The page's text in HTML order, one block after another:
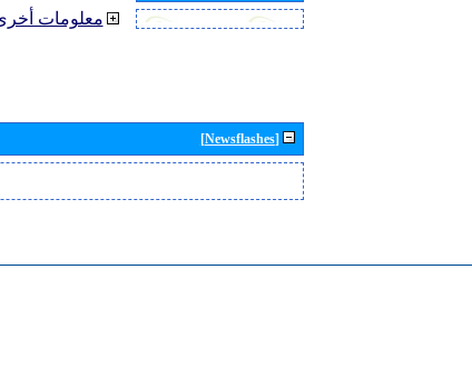
معلومات
[Newsflashes]